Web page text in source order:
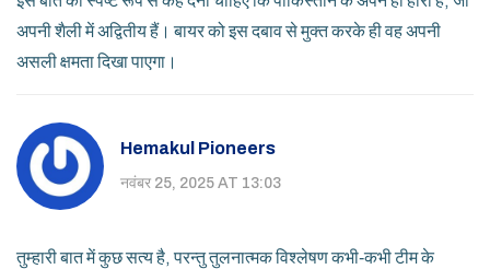
अपनी शैली में अद्वितीय हैं। बायर को इस दबाव से मुक्त करके ही वह अपनी
असली क्षमता दिखा पाएगा।
Hemakul Pioneers
नवंबर 25, 2025 AT 13:03
तुम्हारी बात में कुछ सत्य है, परन्तु तुलनात्मक विश्लेषण कभी‑कभी टीम के